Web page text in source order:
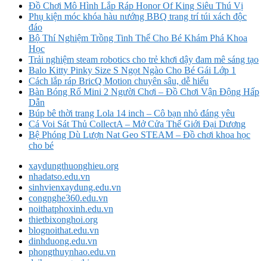
Đồ Chơi Mô Hình Lắp Ráp Honor Of King Siêu Thú Vị
Phụ kiện móc khóa hàu nướng BBQ trang trí túi xách độc
đáo
Bộ Thí Nghiệm Trồng Tinh Thể Cho Bé Khám Phá Khoa
Học
Trải nghiệm steam robotics cho trẻ khơi dậy đam mê sáng tạo
Balo Kitty Pinky Size S Ngọt Ngào Cho Bé Gái Lớp 1
Cách lắp ráp BricQ Motion chuyên sâu, dễ hiểu
Bàn Bóng Rổ Mini 2 Người Chơi – Đồ Chơi Vận Động Hấp
Dẫn
Búp bê thời trang Lola 14 inch – Cô bạn nhỏ đáng yêu
Cá Voi Sát Thủ CollectA – Mở Cửa Thế Giới Đại Dương
Bệ Phóng Dù Lượn Nat Geo STEAM – Đồ chơi khoa học
cho bé
xaydungthuonghieu.org
nhadatso.edu.vn
sinhvienxaydung.edu.vn
congnghe360.edu.vn
noithatphoxinh.edu.vn
thietbixonghoi.org
blognoithat.edu.vn
dinhduong.edu.vn
phongthuynhao.edu.vn